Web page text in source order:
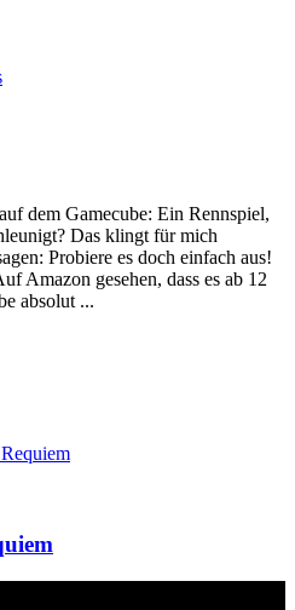
dem Gamecube: Ein Rennspiel,
Das klingt für mich
Probiere es doch einfach aus!
Amazon gesehen, dass es ab 12
absolut ...